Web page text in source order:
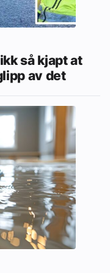
så kjapt at
av det